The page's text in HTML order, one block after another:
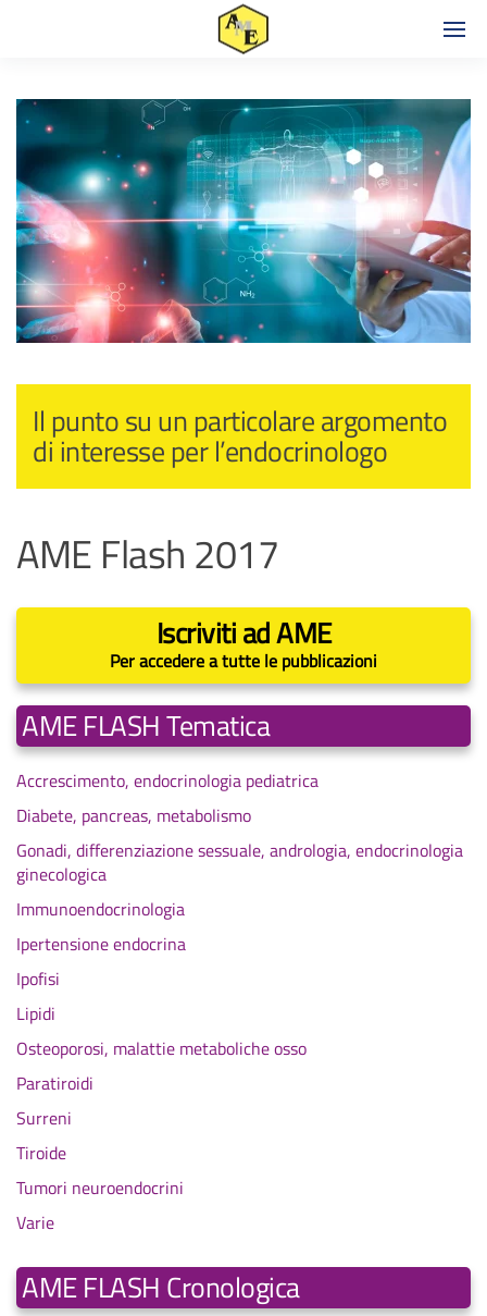
Il punto su un particolare argomento
di interesse per l’endocrinologo
AME Flash 2017
Iscriviti ad AME
Per accedere a tutte le pubblicazioni
AME FLASH Tematica
Accrescimento, endocrinologia pediatrica
Diabete, pancreas, metabolismo
Gonadi, differenziazione sessuale, andrologia, endocrinologia
ginecologica
Immunoendocrinologia
Ipertensione endocrina
Ipofisi
Lipidi
Osteoporosi, malattie metaboliche osso
Paratiroidi
Surreni
Tiroide
Tumori neuroendocrini
Varie
AME FLASH Cronologica